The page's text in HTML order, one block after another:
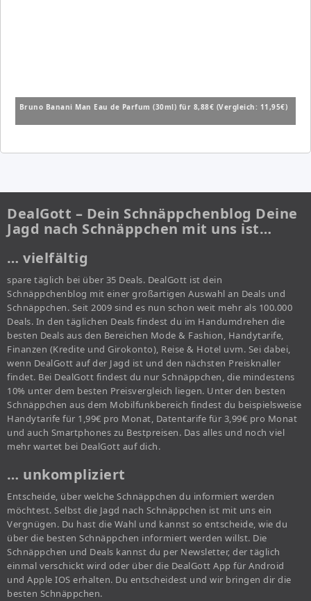
Bruno Banani Man Eau de Parfum (30ml) für 8,88€ (Vergleich: 11,95€)
DealGott – Dein Schnäppchenblog Deine
Jagd nach Schnäppchen mit uns ist…
… vielfältig
spare täglich bei über 35 Deals. DealGott ist dein
Schnäppchenblog mit einer großartigen Auswahl an Deals und
Schnäppchen. Seit 2009 sind es nun schon weit mehr als 100.000
Deals. In den täglichen Deals findest du im Handumdrehen die
besten Deals aus den Bereichen Mode & Fashion, Handytarife,
Finanzen (Kredite und Girokonto), Reise & Hotel uvm. Sei dabei,
wenn DealGott auf der Jagd ist und den nächsten Preisknaller
findet. Bei DealGott findest du nur Schnäppchen, die mindestens
10% unter dem besten Preisvergleich liegen. Unter den besten
Schnäppchen aus dem Mobilfunkbereich findest du beispielsweise
Handytarife für 1,99€ pro Monat, Datentarife für 3,99€ pro Monat
und auch Smartphones zu Bestpreisen. Das alles und noch viel
mehr wartet bei DealGott auf dich.
… unkompliziert
Entscheide, über welche Schnäppchen du informiert werden
möchtest. Selbst die Jagd nach Schnäppchen ist mit uns ein
Vergnügen. Du hast die Wahl und kannst so entscheide, wie du
über die besten Schnäppchen informiert werden willst. Die
Schnäppchen und Deals kannst du per Newsletter, der täglich
einmal verschickt wird oder über die DealGott App für Android
und Apple IOS erhalten. Du entscheidest und wir bringen dir die
besten Schnäppchen.